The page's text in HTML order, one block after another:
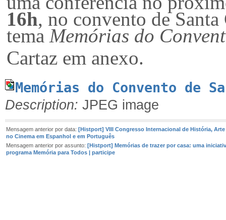
16h, no convento de
temaMemórias do
Cartaz em anexo.
Memórias do Convento de
Description: JPEG image
Mensagem anterior por data: [Histport] VIII Congresso Internacional de História,
no Cinema em Espanhol e em Português
Mensagem anterior por assunto: [Histport] Memórias de trazer por casa: uma
programa Memória para Todos | participe